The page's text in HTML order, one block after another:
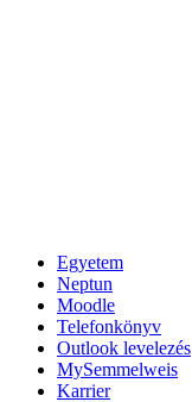
Egyetem
Neptun
Moodle
Telefonkönyv
Outlook levelezés
MySemmelweis
Karrier